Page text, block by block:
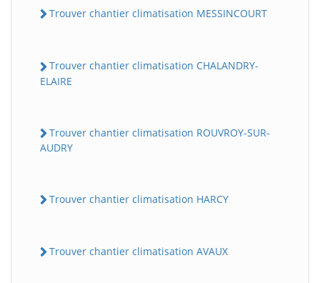
Trouver chantier climatisation MESSINCOURT
Trouver chantier climatisation CHALANDRY-
ELAIRE
Trouver chantier climatisation ROUVROY-SUR-
AUDRY
Trouver chantier climatisation HARCY
Trouver chantier climatisation AVAUX